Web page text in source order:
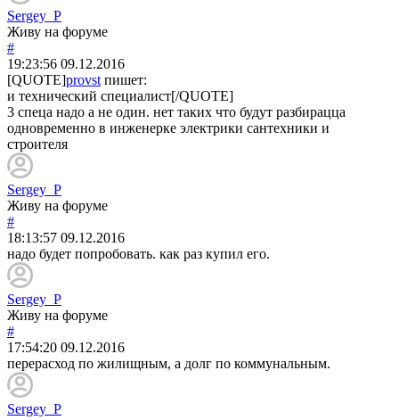
Sergey_P
Живу на форуме
#
19:23:56 09.12.2016
[QUOTE]provst пишет:
и технический специалист[/QUOTE]
3 спеца надо а не один. нет таких что будут разбирацца
одновременно в инженерке электрики сантехники и
строителя
Sergey_P
Живу на форуме
#
18:13:57 09.12.2016
надо будет попробовать. как раз купил его.
Sergey_P
Живу на форуме
#
17:54:20 09.12.2016
перерасход по жилищным, а долг по коммунальным.
Sergey_P